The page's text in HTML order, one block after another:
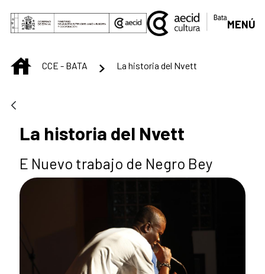
Skip to Main Content
MENÚ
INICIOCCE - BATA La historia del Nvett
La historia del Nvett
E Nuevo trabajo de Negro Bey